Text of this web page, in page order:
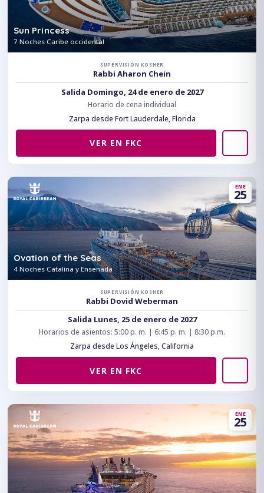
Sun Princess
7 Noches Caribe occidental
SUPERVISIÓN KOSHER
Rabbi Aharon Chein
Salida Domingo, 24 de enero de 2027
Horario de cena individual
Zarpa desde Fort Lauderdale, Florida
VER EN FKC
ENE
25
Ovation of the Seas
4 Noches Catalina y Ensenada
SUPERVISIÓN KOSHER
Rabbi Dovid Weberman
Salida Lunes, 25 de enero de 2027
Horarios de asientos: 5:00 p. m. | 6:45 p. m. | 8:30 p.m.
Zarpa desde Los Ángeles, California
VER EN FKC
ENE
25